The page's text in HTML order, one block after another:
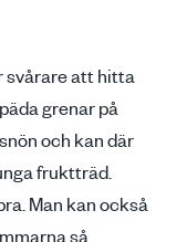
svårare att hitta
grenar på
och kan där
fruktträd.
Man kan också